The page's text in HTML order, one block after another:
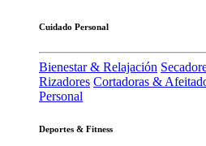
Cuidado Personal
Bienestar & Relajación
Rizadores Cortadoras &
Personal
Deportes & Fitness